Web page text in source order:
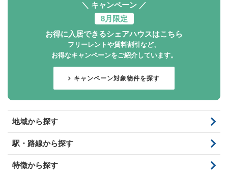
＼ キャンペーン ／
8月限定
お得に入居できるシェアハウスはこちら
フリーレントや賃料割引など、
お得なキャンペーンをご紹介しています。
キャンペーン対象物件を探す
地域から探す
駅・路線から探す
特徴から探す